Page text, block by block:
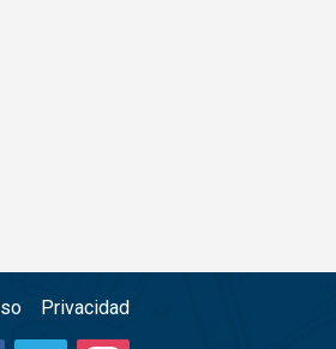
Privacidad